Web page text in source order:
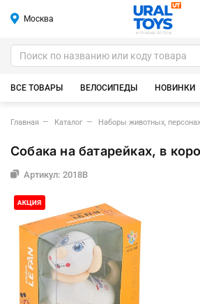
Москва
ИГРУШКИ ОПТОМ
ВСЕ ТОВАРЫ ВЕЛОСИПЕДЫ НОВИНКИ
Главная Каталог Наборы животных,
Собака на батарейках, в
Артикул: 2018B